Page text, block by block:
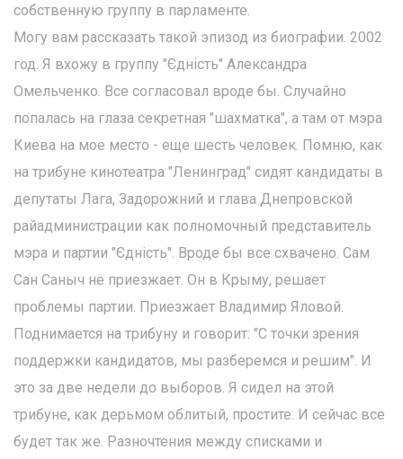
собственную группу в парламенте.
Могу вам рассказать такой эпизод из биографии. 2002
год. Я вхожу в группу "Єдність" Александра
Омельченко. Все согласовал вроде бы. Случайно
попалась на глаза секретная "шахматка", а там от мэра
Киева на мое место - еще шесть человек. Помню, как
на трибуне кинотеатра "Ленинград" сидят кандидаты в
депутаты Лага, Задорожний и глава Днепровской
райадминистрации как полномочный представитель
мэра и партии "Єдність". Вроде бы все схвачено. Сам
Сан Саныч не приезжает. Он в Крыму, решает
проблемы партии. Приезжает Владимир Яловой.
Поднимается на трибуну и говорит: "С точки зрения
поддержки кандидатов, мы разберемся и решим". И
это за две недели до выборов. Я сидел на этой
трибуне, как дерьмом облитый, простите. И сейчас все
будет так же. Разночтения между списками и